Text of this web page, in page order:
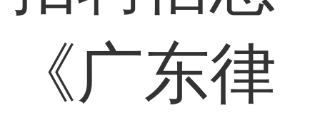
《广东律